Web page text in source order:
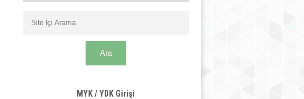
MYK / YDK Girişi